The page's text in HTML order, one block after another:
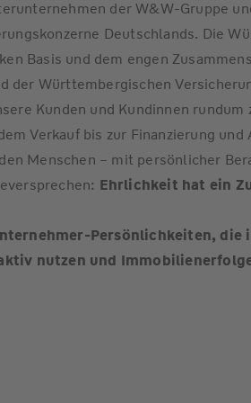
der W&W-Gruppe
Deutschlands. Die
Basis und dem engen
der Württembergischen
Kunden und Kundinnen rundum
Verkauf bis zur Finanzierung und
Menschen – mit persönlicher
Ehrlichkeit hat ein
Persönlichkeiten, die
nutzen und